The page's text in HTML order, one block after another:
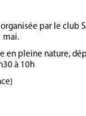
par le club
mai.
en pleine nature,
à 10h